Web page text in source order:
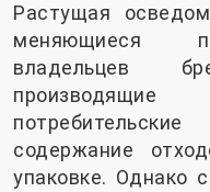
Растущая
меняющиеся
владельцев
производящие
содержание
упаковке. Однако